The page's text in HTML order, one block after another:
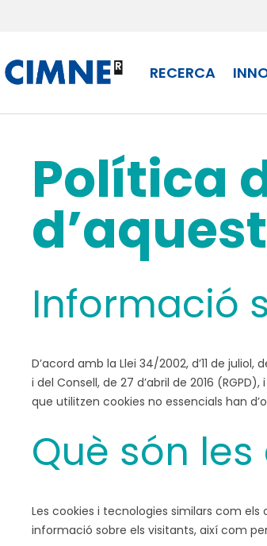
RECERCA
Política
Informació
D’acord amb la Llei 34/2002, d’11 de
i del Consell, de 27 d’abril de 2016
que utilitzen cookies no essencials han
Què són
Les cookies i tecnologies similars com
informació sobre els visitants, així com